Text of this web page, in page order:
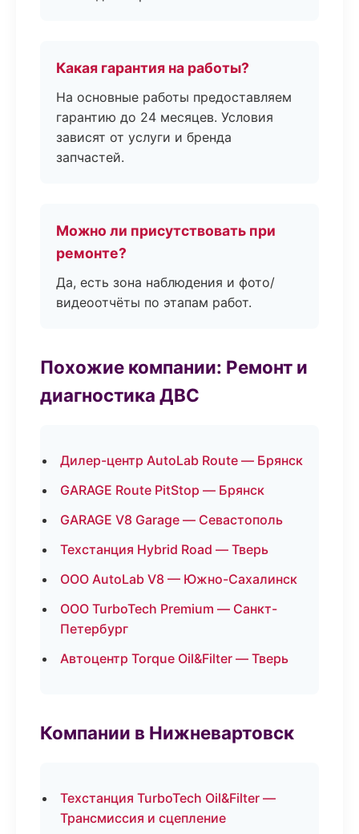
Какая гарантия на работы?
На основные работы предоставляем
гарантию до 24 месяцев. Условия
зависят от услуги и бренда
запчастей.
Можно ли присутствовать при
ремонте?
Да, есть зона наблюдения и фото/
видеоотчёты по этапам работ.
Похожие компании: Ремонт и
диагностика ДВС
Дилер-центр AutoLab Route — Брянск
GARAGE Route PitStop — Брянск
GARAGE V8 Garage — Севастополь
Техстанция Hybrid Road — Тверь
ООО AutoLab V8 — Южно-Сахалинск
ООО TurboTech Premium — Санкт-
Петербург
Автоцентр Torque Oil&Filter — Тверь
Компании в Нижневартовск
Техстанция TurboTech Oil&Filter —
Трансмиссия и сцепление